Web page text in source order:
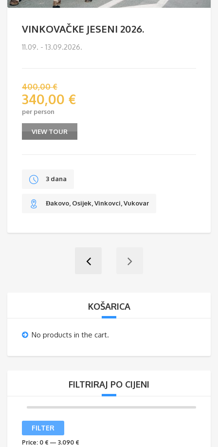
VINKOVAČKE JESENI 2026.
11.09. - 13.09.2026.
400,00€
340,00 €
per person
VIEW TOUR
3 dana
Đakovo, Osijek, Vinkovci, Vukovar
KOŠARICA
No products in the cart.
FILTRIRAJ PO CIJENI
Min
price
Max
price
FILTER
Price: 0 € — 3.090 €